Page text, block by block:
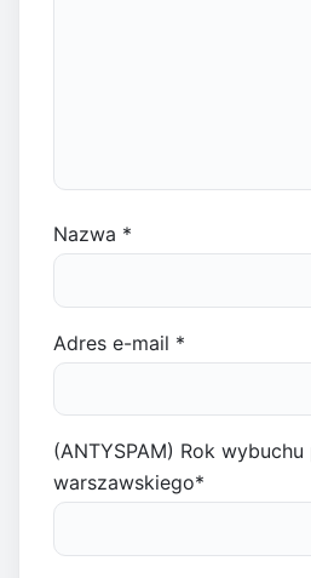
Nazwa *
Adres e-mail *
(ANTYSPAM) Rok
warszawskiego*